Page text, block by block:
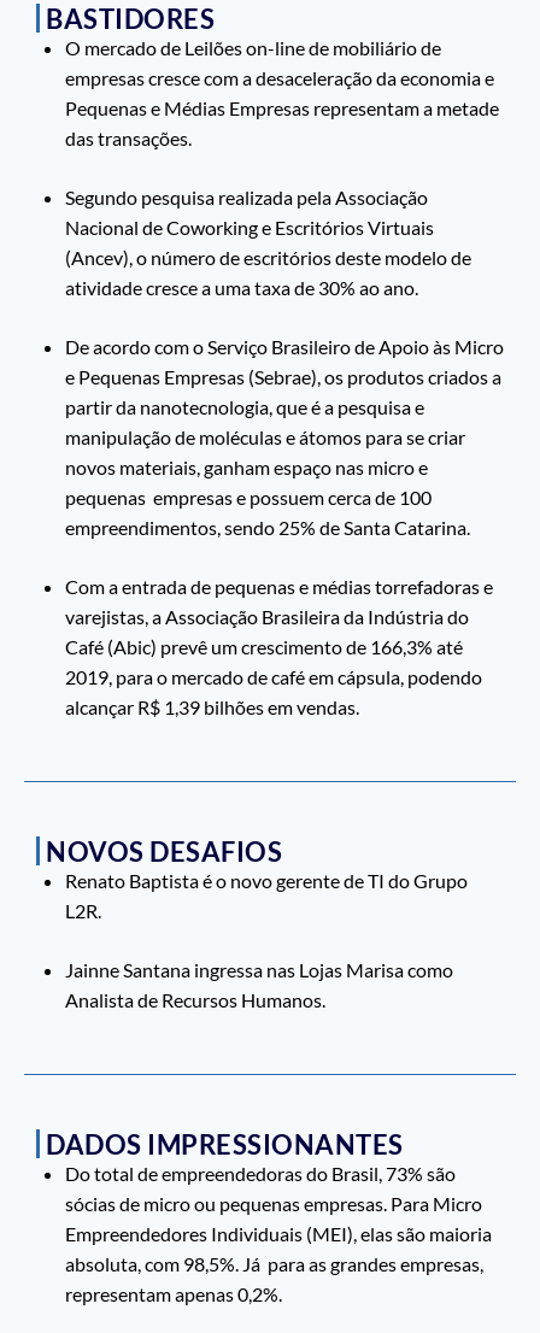
BASTIDORES
O mercado de Leilões on-line de mobiliário de
empresas cresce com a desaceleração da economia e
Pequenas e Médias Empresas representam a metade
das transações.
Segundo pesquisa realizada pela Associação
Nacional de Coworking e Escritórios Virtuais
(Ancev), o número de escritórios deste modelo de
atividade cresce a uma taxa de 30% ao ano.
De acordo com o Serviço Brasileiro de Apoio às Micro
e Pequenas Empresas (Sebrae), os produtos criados a
partir da nanotecnologia, que é a pesquisa e
manipulação de moléculas e átomos para se criar
novos materiais, ganham espaço nas micro e
pequenas empresas e possuem cerca de 100
empreendimentos, sendo 25% de Santa Catarina.
Com a entrada de pequenas e médias torrefadoras e
varejistas, a Associação Brasileira da Indústria do
Café (Abic) prevê um crescimento de 166,3% até
2019, para o mercado de café em cápsula, podendo
alcançar R$ 1,39 bilhões em vendas.
NOVOS DESAFIOS
Renato Baptista é o novo gerente de TI do Grupo
L2R.
Jainne Santana ingressa nas Lojas Marisa como
Analista de Recursos Humanos.
DADOS IMPRESSIONANTES
Do total de empreendedoras do Brasil, 73% são
sócias de micro ou pequenas empresas. Para Micro
Empreendedores Individuais (MEI), elas são maioria
absoluta, com 98,5%. Já para as grandes empresas,
representam apenas 0,2%.